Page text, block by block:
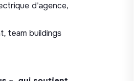
d'agence,
team buildings